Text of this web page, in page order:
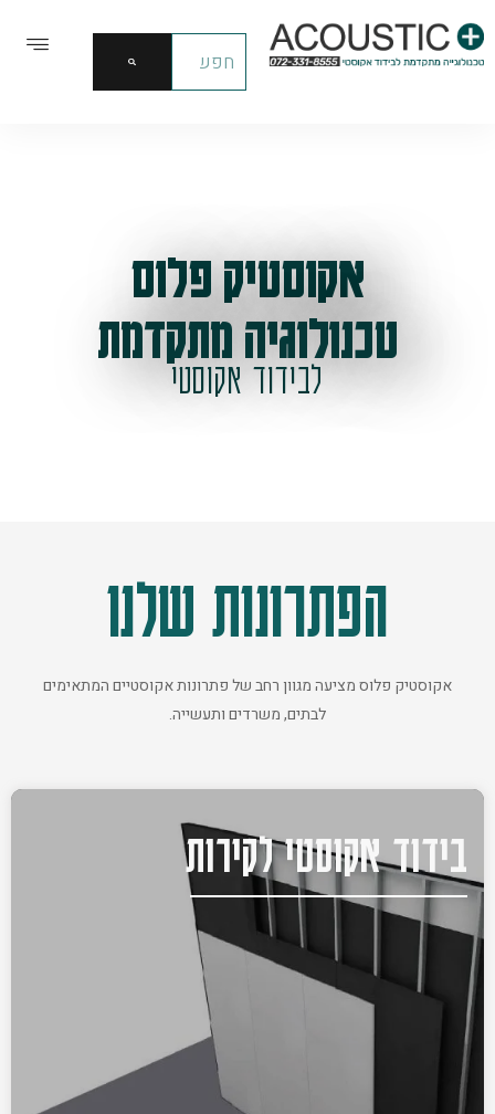
אקוסטיק פלוס
טכנולוגיה מתקדמת
לבידוד אקוסטי
הפתרונות שלנו
אקוסטיק פלוס מציעה מגוון רחב של פתרונות אקוסטיים המתאימים
לבתים, משרדים ותעשייה.
בידוד אקוסטי לקירות